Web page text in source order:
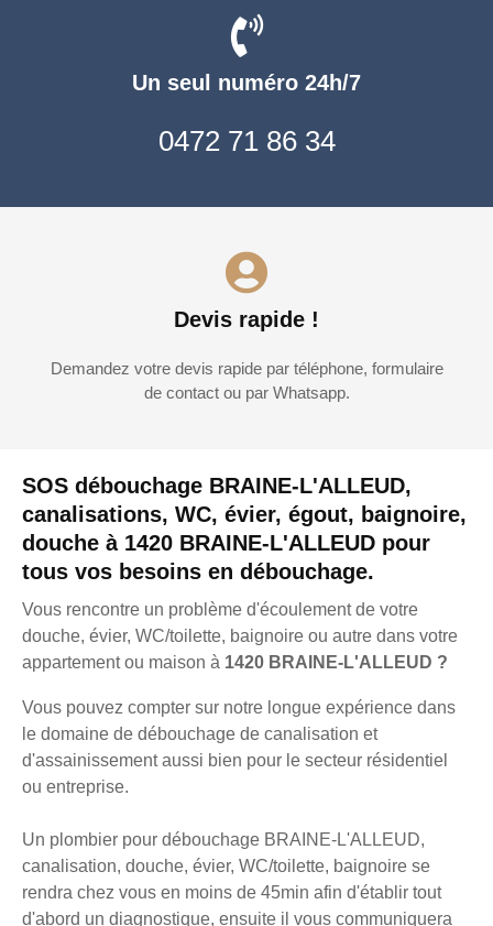
SOS débouchage BRAINE-L'ALLEUD,
canalisations, WC, évier, égout, baignoire,
douche à 1420 BRAINE-L'ALLEUD pour
tous vos besoins en débouchage.
Vous rencontre un problème d'écoulement de votre
douche, évier, WC/toilette, baignoire ou autre dans votre
appartement ou maison à 1420 BRAINE-L'ALLEUD ?
Vous pouvez compter sur notre longue expérience dans
le domaine de débouchage de canalisation et
d'assainissement aussi bien pour le secteur résidentiel
ou entreprise.
Un plombier pour débouchage BRAINE-L'ALLEUD,
canalisation, douche, évier, WC/toilette, baignoire se
rendra chez vous en moins de 45min afin d'établir tout
d'abord un diagnostique, ensuite il vous communiquera
Un seul numéro 24h/7
0472 71 86 34
Devis rapide !
Demandez votre devis rapide par téléphone, formulaire
de contact ou par Whatsapp.